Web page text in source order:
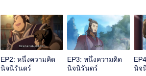
EP2: หนึ่งความคิด
นิจนิรันดร์
EP3: หนึ่งความคิด
นิจนิรันดร์
นิจ